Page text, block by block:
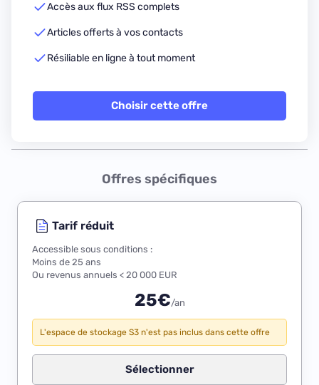
Accès aux flux RSS complets
Articles offerts à vos contacts
Résiliable en ligne à tout moment
Choisir cette offre
Offres spécifiques
Tarif réduit
Accessible sous conditions :
Moins de 25 ans
Ou revenus annuels < 20 000 EUR
25€/an
L'espace de stockage S3 n'est pas inclus dans cette offre
Sélectionner